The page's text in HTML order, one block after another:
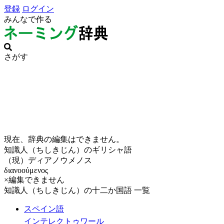
登録 ログイン
みんなで作る
さがす
現在、辞典の編集はできません。
知識人（ちしきじん）のギリシャ語
（現）ディアノウメノス
διανοούμενος
×編集できません
知識人（ちしきじん）の十二か国語 一覧
スペイン語
インテレクトゥワール